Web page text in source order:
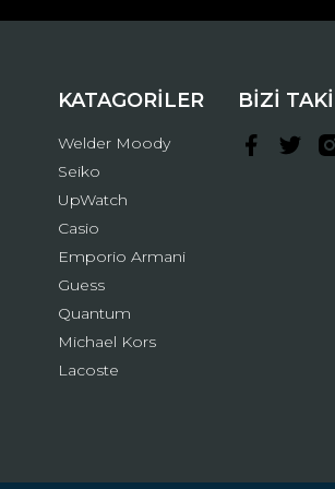
Gönder
KATAGORİLER
Welder Moody
Seiko
UpWatch
Casio
Emporio Armani
Guess
Quantum
Michael Kors
Lacoste
BİZİ